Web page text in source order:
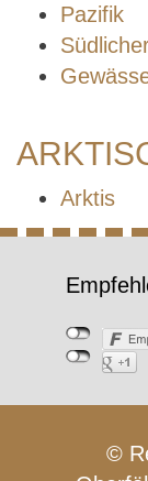
Pazifik
Arktis
©